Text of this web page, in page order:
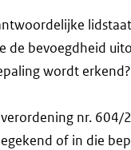
de bevoegdheid
wordt erkend?
nr. 604/
of in die